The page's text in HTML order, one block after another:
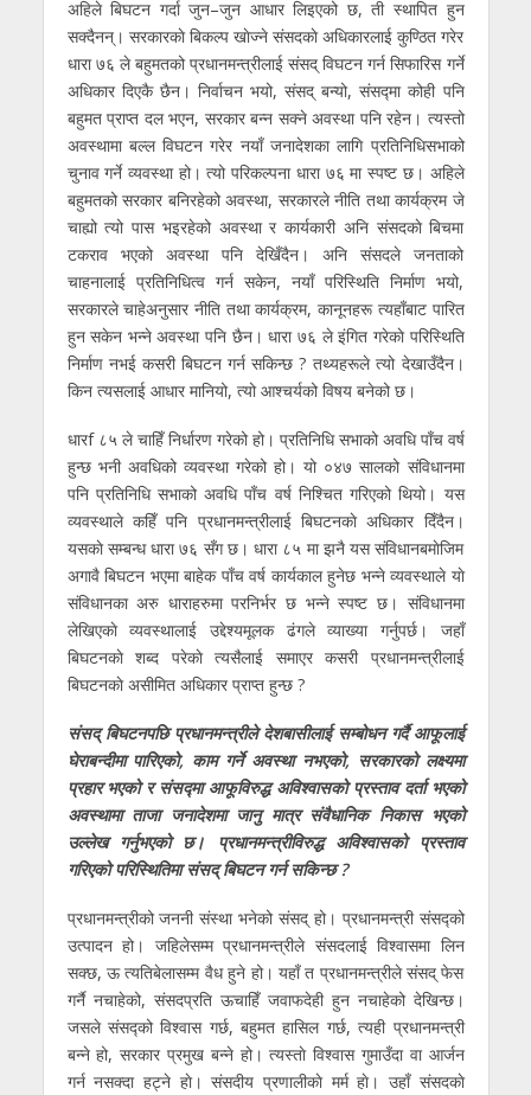
अहिले बिघटन गर्दा जुन–जुन आधार लिइएको छ, ती स्थापित हुन
सक्दैनन्। सरकारकाे बिकल्प खाेज्ने संसदकाे अधिकारलाई कुण्ठित गरेर
धारा ७६ ले बहुमतको प्रधानमन्त्रीलाई संसद् विघटन गर्न सिफारिस गर्ने
अधिकार दिएकै छैन। निर्वाचन भयो, संसद् बन्यो, संसद्मा कोही पनि
बहुमत प्राप्त दल भएन, सरकार बन्न सक्ने अवस्था पनि रहेन। त्यस्तो
अवस्थामा बल्ल विघटन गरेर नयाँ जनादेशका लागि प्रतिनिधिसभाको
चुनाव गर्ने व्यवस्था हो। त्यो परिकल्पना धारा ७६ मा स्पष्ट छ। अहिले
बहुमतको सरकार बनिरहेको अवस्था, सरकारले नीति तथा कार्यक्रम जे
चाह्यो त्यो पास भइरहेको अवस्था र कार्यकारी अनि संसदकाे बिचमा
टकराव भएको अवस्था पनि देखिँदैन। अनि संसदले जनताको
चाहनालाई प्रतिनिधित्व गर्न सकेन, नयाँ परिस्थिति निर्माण भयो,
सरकारले चाहेअनुसार नीति तथा कार्यक्रम, कानूनहरू त्यहाँबाट पारित
हुन सकेन भन्ने अवस्था पनि छैन। धारा ७६ ले इंगित गरेकाे परिस्थिति
निर्माण नभई कसरी बिघटन गर्न सकिन्छ ? तथ्यहरूले त्यो देखाउँदैन।
किन त्यसलाई आधार मानियो, त्यो आश्चर्यको विषय बनेको छ।
धारf ८५ ले चाहिँ निर्धारण गरेको हो। प्रतिनिधि सभाको अवधि पाँच वर्ष
हुन्छ भनी अवधिको व्यवस्था गरेको हो। यो ०४७ सालको संविधानमा
पनि प्रतिनिधि सभाको अवधि पाँच वर्ष निश्चित गरिएको थियो। यस
व्यवस्थाले कहिँ पनि प्रधानमन्त्रीलाई बिघटनकाे अधिकार दिँदैन।
यसकाे सम्बन्ध धारा ७६ सँग छ। धारा ८५ मा झनै यस संविधानबमाेजिम
अगावै बिघटन भएमा बाहेक पाँच वर्ष कार्यकाल हुनेछ भन्ने व्यवस्थाले याे
संविधानका अरु धाराहरुमा परनिर्भर छ भन्ने स्पष्ट छ। संविधानमा
लेखिएकाे व्यवस्थालाई उद्देश्यमूलक ढंगले व्याख्या गर्नुपर्छ। जहाँ
बिघटनकाे शब्द परेकाे त्यसैलाई समाएर कसरी प्रधानमन्त्रीलाई
बिघटनकाे असीमित अधिकार प्राप्त हुन्छ ?
संसद् बिघटनपछि प्रधानमन्त्रीले देशबासीलाई सम्बोधन गर्दै आफूलाई
घेराबन्दीमा पारिएको, काम गर्ने अवस्था नभएको, सरकारको लक्ष्यमा
प्रहार भएको र संसद्मा आफूविरुद्ध अविश्वासको प्रस्ताव दर्ता भएको
अवस्थामा ताजा जनादेशमा जानु मात्र संवैधानिक निकास भएको
उल्लेख गर्नुभएको छ। प्रधानमन्त्रीविरुद्ध अविश्वासको प्रस्ताव
गरिएको परिस्थितिमा संसद् बिघटन गर्न सकिन्छ ?
प्रधानमन्त्रीको जननी संस्था भनेको संसद् हो। प्रधानमन्त्री संसद्को
उत्पादन हो। जहिलेसम्म प्रधानमन्त्रीले संसदलाई विश्वासमा लिन
सक्छ, ऊ त्यतिबेलासम्म वैध हुने हो। यहाँ त प्रधानमन्त्रीले संसद् फेस
गर्नै नचाहेको, संसदप्रति ऊचाहिँ जवाफदेही हुन नचाहेको देखिन्छ।
जसले संसद्को विश्वास गर्छ, बहुमत हासिल गर्छ, त्यही प्रधानमन्त्री
बन्ने हो, सरकार प्रमुख बन्ने हो। त्यस्ताे विश्वास गुमाउँदा वा आर्जन
गर्न नसक्दा हट्ने हाे। संसदीय प्रणालीकाे मर्म हाे। उहाँ संसदकाे